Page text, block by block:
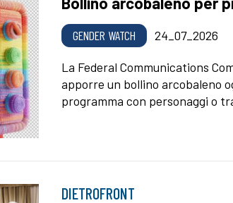
GENDER WATCH 24_07_2026
La Federal Communications
apporre un bollino arcobaleno
programma con personaggi o
DIETROFRONT